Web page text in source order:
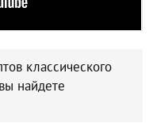
классического
найдете